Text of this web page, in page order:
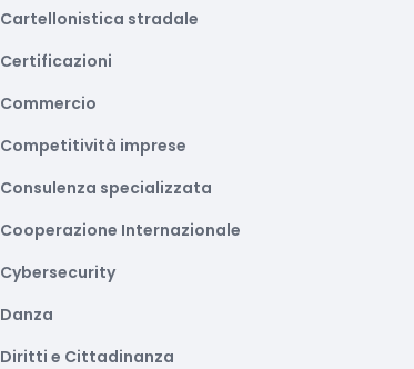
Cartellonistica stradale
Certificazioni
Commercio
Competitività imprese
Consulenza specializzata
Cooperazione Internazionale
Cybersecurity
Danza
Diritti e Cittadinanza